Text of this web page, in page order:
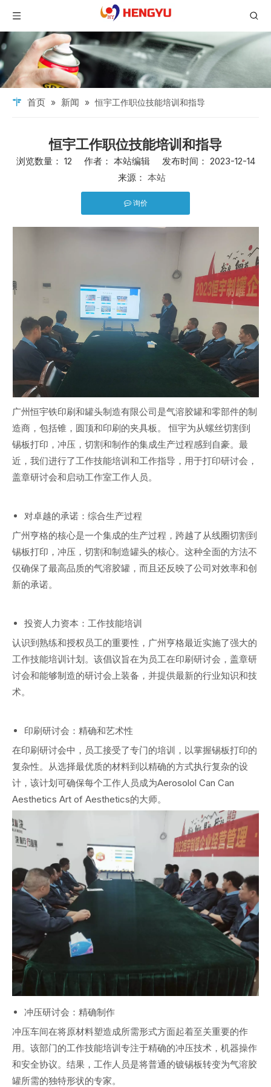
首页 » 新闻 » 恒宇工作职位技能培训和指导
恒宇工作职位技能培训和指导
浏览数量： 12 作者： 本站编辑 发布时间： 2023-12-14
来源： 本站
询价
广州恒宇铁印刷和罐头制造有限公司是气溶胶罐和零部件的制
造商，包括锥，圆顶和印刷的夹具板。 恒宇为从螺丝切割到
锡板打印，冲压，切割和制作的集成生产过程感到自豪。最
近，我们进行了工作技能培训和工作指导，用于打印研讨会，
盖章研讨会和启动工作室工作人员。
对卓越的承诺：综合生产过程
广州亨格的核心是一个集成的生产过程，跨越了从线圈切割到
锡板打印，冲压，切割和制造罐头的核心。这种全面的方法不
仅确保了最高品质的气溶胶罐，而且还反映了公司对效率和创
新的承诺。
投资人力资本：工作技能培训
认识到熟练和授权员工的重要性，广州亨格最近实施了强大的
工作技能培训计划。该倡议旨在为员工在印刷研讨会，盖章研
讨会和能够制造的研讨会上装备，并提供最新的行业知识和技
术。
印刷研讨会：精确和艺术性
在印刷研讨会中，员工接受了专门的培训，以掌握锡板打印的
复杂性。从选择最优质的材料到以精确的方式执行复杂的设
计，该计划可确保每个工作人员成为Aerosolol Can Can
Aesthetics Art of Aesthetics的大师。
冲压研讨会：精确制作
冲压车间在将原材料塑造成所需形式方面起着至关重要的作
用。该部门的工作技能培训专注于精确的冲压技术，机器操作
和安全协议。结果，工作人员是将普通的镀锡板转变为气溶胶
罐所需的独特形状的专家。